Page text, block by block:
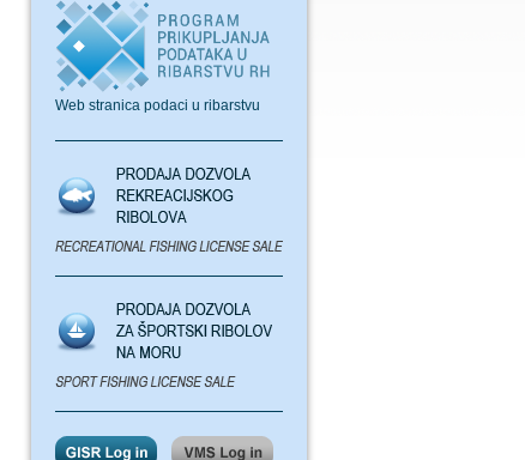
Web stranica podaci u ribarstvu